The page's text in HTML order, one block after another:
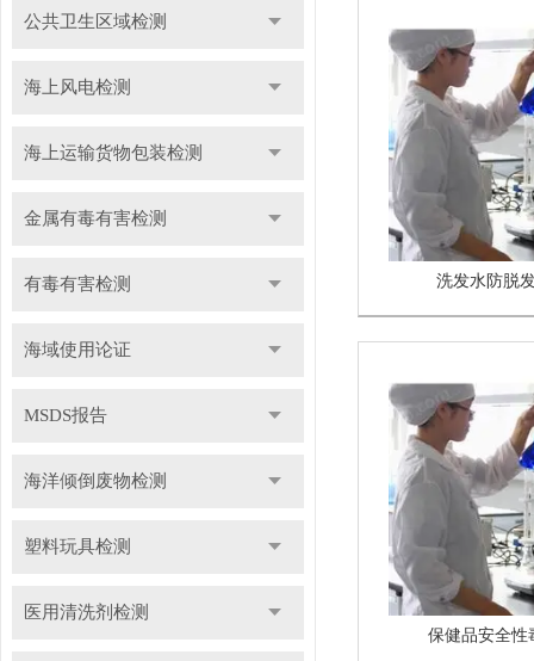
公共卫生区域检测
海上风电检测
海上运输货物包装检测
金属有毒有害检测
有毒有害检测
海域使用论证
MSDS报告
海洋倾倒废物检测
塑料玩具检测
医用清洗剂检测
洗发水防脱
保健品安全性